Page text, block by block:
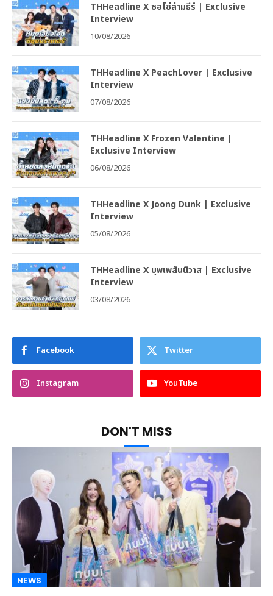
THHeadline X ซอโซ่ล่ามธีร์ | Exclusive
Interview
10/08/2026
THHeadline X PeachLover | Exclusive
Interview
07/08/2026
THHeadline X Frozen Valentine |
Exclusive Interview
06/08/2026
THHeadline X Joong Dunk | Exclusive
Interview
05/08/2026
THHeadline X บุพเพสันนิวาส | Exclusive
Interview
03/08/2026
Facebook Twitter
Instagram YouTube
DON'T MISS
NEWS